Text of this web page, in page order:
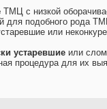
ТМЦ с низкой
для подобного рода
или
устаревшие или
процедура для их